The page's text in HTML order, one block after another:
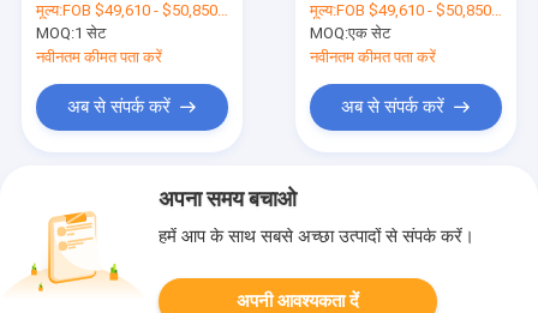
बनाने
मूल्य:FOB $49,610 - $50,850 / Set
MOQ:1 सेट
नवीनतम कीमत पता करें
अब से संपर्क करें
मूल्य:FOB $49,610 - $50,850 / Set
MOQ:एक सेट
नवीनतम कीमत पता करें
अब से संपर्क करें
अपना समय बचाओ
हमें आप के साथ सबसे अच्छा उत्पादों से संपर्क करें।
अपनी आवश्यकता दें